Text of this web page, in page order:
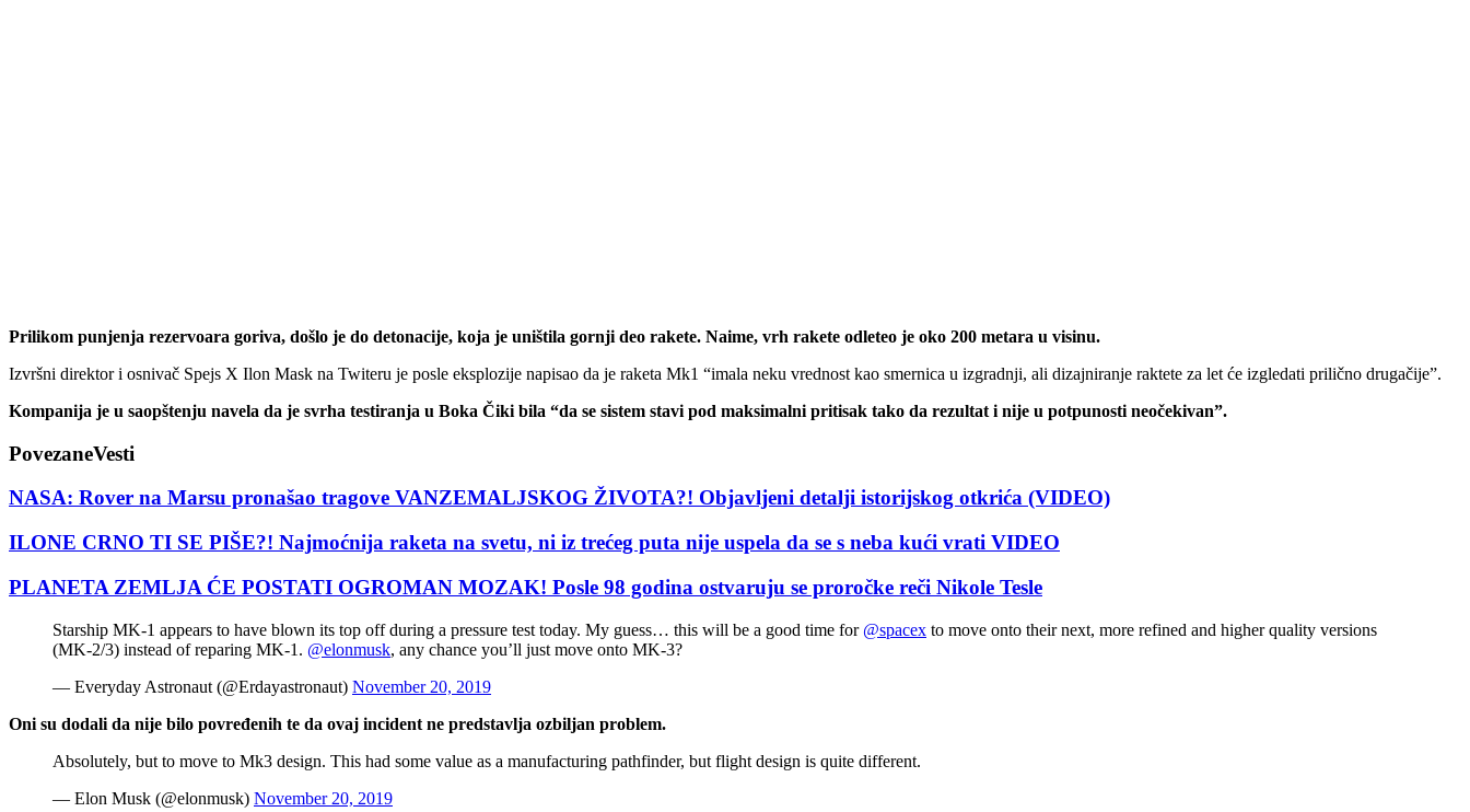
Prilikom punjenja rezervoara goriva, došlo je do detonacije, koja je uništila gornji deo rakete. Naime, vrh rakete odleteo je oko 200 metara u visinu.
Izvršni direktor i osnivač Spejs X Ilon Mask na Twiteru je posle eksplozije napisao da je raketa Mk1 “imala neku vrednost kao smernica u izgradnji, ali dizajniranje raktete za let će izgledati prilično drugačije”.
Kompanija je u saopštenju navela da je svrha testiranja u Boka Čiki bila “da se sistem stavi pod maksimalni pritisak tako da rezultat i nije u potpunosti neočekivan”.
PovezaneVesti
NASA: Rover na Marsu pronašao tragove VANZEMALJSKOG ŽIVOTA?! Objavljeni detalji istorijskog otkrića (VIDEO)
ILONE CRNO TI SE PIŠE?! Najmoćnija raketa na svetu, ni iz trećeg puta nije uspela da se s neba kući vrati VIDEO
PLANETA ZEMLJA ĆE POSTATI OGROMAN MOZAK! Posle 98 godina ostvaruju se proročke reči Nikole Tesle
Starship MK-1 appears to have blown its top off during a pressure test today. My guess… this will be a good time for @spacex to move onto their next, more refined and higher quality versions
(MK-2/3) instead of reparing MK-1. @elonmusk, any chance you’ll just move onto MK-3?
— Everyday Astronaut (@Erdayastronaut) November 20, 2019
Oni su dodali da nije bilo povređenih te da ovaj incident ne predstavlja ozbiljan problem.
Absolutely, but to move to Mk3 design. This had some value as a manufacturing pathfinder, but flight design is quite different.
— Elon Musk (@elonmusk) November 20, 2019